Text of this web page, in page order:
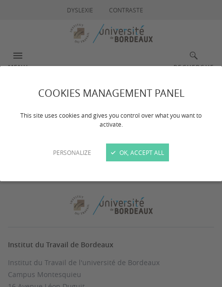
COOKIES MANAGEMENT PANEL
This site uses cookies and gives you control over what you want to
activate.
PERSONALIZE OK, ACCEPT ALL
DYSLEXIE CONTRASTE
MENU RECHERCHE
Actualités
Institut du Travail de Bordeaux
Institut du Travail de l'université de Bordeaux
Campus Montesquieu